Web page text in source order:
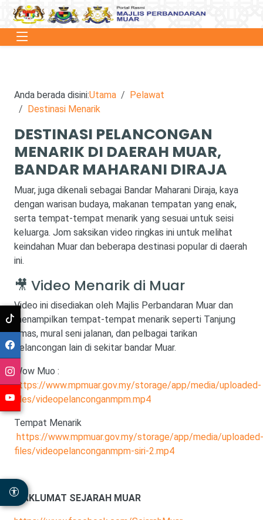
Anda berada disini:Utama
Pelawat
Destinasi Menarik
DESTINASI PELANCONGAN
MENARIK DI DAERAH MUAR,
BANDAR MAHARANI DIRAJA
Muar, juga dikenali sebagai Bandar Maharani Diraja, kaya
dengan warisan budaya, makanan tempatan yang enak,
serta tempat-tempat menarik yang sesuai untuk seisi
keluarga. Jom saksikan video ringkas ini untuk melihat
keindahan Muar dan beberapa destinasi popular di daerah
ini.
🎥 Video Menarik di Muar
Video ini disediakan oleh Majlis Perbandaran Muar dan
menampilkan tempat-tempat menarik seperti Tanjung
Emas, mural seni jalanan, dan pelbagai tarikan
pelancongan lain di sekitar bandar Muar.
Wow Muo :
https://www.mpmuar.gov.my/storage/app/media/uploaded-
files/videopelanconganmpm.mp4
Tempat Menarik
https://www.mpmuar.gov.my/storage/app/media/uploaded-
files/videopelanconganmpm-siri-2.mp4
MAKLUMAT SEJARAH MUAR